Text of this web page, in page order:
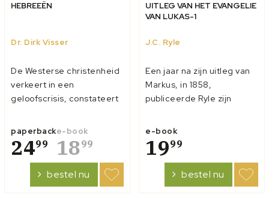
HEBREEËN
Dr. Dirk Visser
De Westerse christenheid
verkeert in een
geloofscrisis, constateert
achteruitgang in geloof en
kerkgang, en afval van
God. Een vergelijkbare
crisis deed zich voor in de
gemeente van de
Hebreeën. Het Bijbelboek
paperback
2499
e-book
1899
bestel nu
UITLEG VAN HET EVANGELIE
VAN LUKAS-1
J.C. Ryle
Een jaar na zijn uitleg van
Markus, in 1858,
publiceerde Ryle zijn
Evangelie van Lukas. Dit
was een veel omvangrijker
werk. Ryle voegde aan zijn
‘uitlegende gedachten’
wat diepgaandere
‘verklarende noten’ toe.
e-book
1999
bestel nu